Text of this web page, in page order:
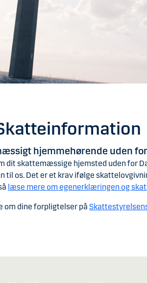
hjemmehørende uden
dit skattemæssige hjemsted uden for
til os. Det er et krav ifølge
læse mere om egenerklæringen og
om dine forpligtelser på